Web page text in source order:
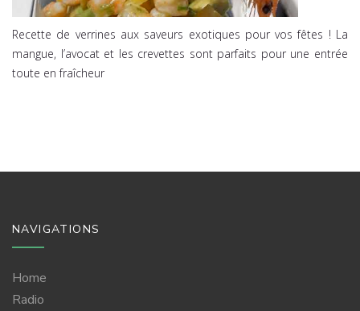
Recette de verrines aux saveurs exotiques pour vos fêtes ! La
mangue, l’avocat et les crevettes sont parfaits pour une entrée
toute en fraîcheur